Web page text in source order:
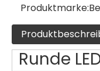
Produktmarke:
Runde